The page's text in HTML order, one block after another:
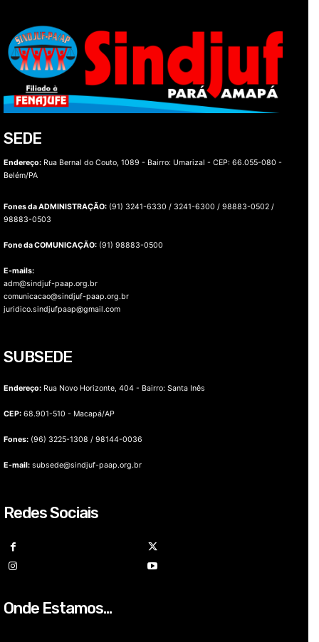
SEDE
Endereço: Rua Bernal do Couto, 1089 - Bairro: Umarizal - CEP: 66.055-080 -
Belém/PA
Fones da ADMINISTRAÇÃO: (91) 3241-6330 / 3241-6300 / 98883-0502 /
98883-0503
Fone da COMUNICAÇÃO: (91) 98883-0500
E-mails:
adm@sindjuf-paap.org.br
comunicacao@sindjuf-paap.org.br
juridico.sindjufpaap@gmail.com
SUBSEDE
Endereço: Rua Novo Horizonte, 404 - Bairro: Santa Inês
CEP: 68.901-510 - Macapá/AP
Fones: (96) 3225-1308 / 98144-0036
E-mail: subsede@sindjuf-paap.org.br
Redes Sociais
Onde Estamos...